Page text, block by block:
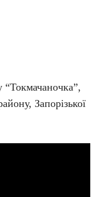
“Токмачаночка”,
Запорізької